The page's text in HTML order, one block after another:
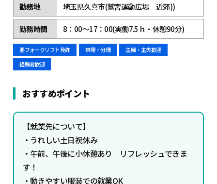
勤務地 埼玉県久喜市(鷲宮運動広場 近郊))
勤務時間 8：00～17：00(実働7.5ｈ・休憩90分)
要フォークリフト免許 禁煙・分煙
主婦・主夫歓迎
経験者歓迎
おすすめポイント
【就業先について】
・うれしい土日祝休み
・午前、午後に小休憩あり リフレッシュできま
す！
・動きやすい服装での就業OK